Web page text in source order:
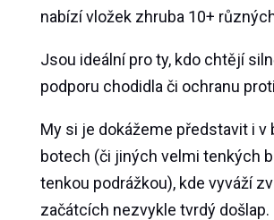
nabízí vložek zhruba 10+
Jsou ideální pro ty, kdo chtějí
podporu chodidla či ochranu
My si je dokážeme představit i v
botech (či jiných velmi tenkých
tenkou podrážkou), kde vyváží
začátcích nezvykle tvrdý došlap.